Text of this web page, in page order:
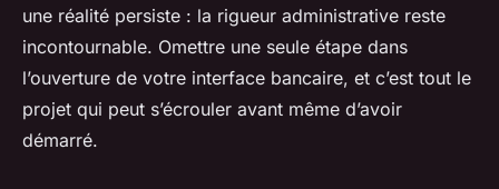
une réalité persiste : la rigueur administrative reste
incontournable. Omettre une seule étape dans
l’ouverture de votre interface bancaire, et c’est tout le
projet qui peut s’écrouler avant même d’avoir
démarré.